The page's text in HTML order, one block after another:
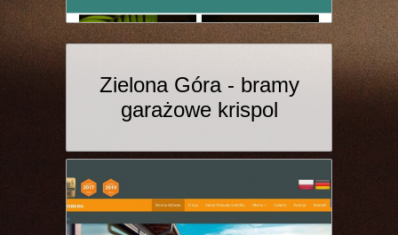
Zielona Góra - bramy
garażowe krispol